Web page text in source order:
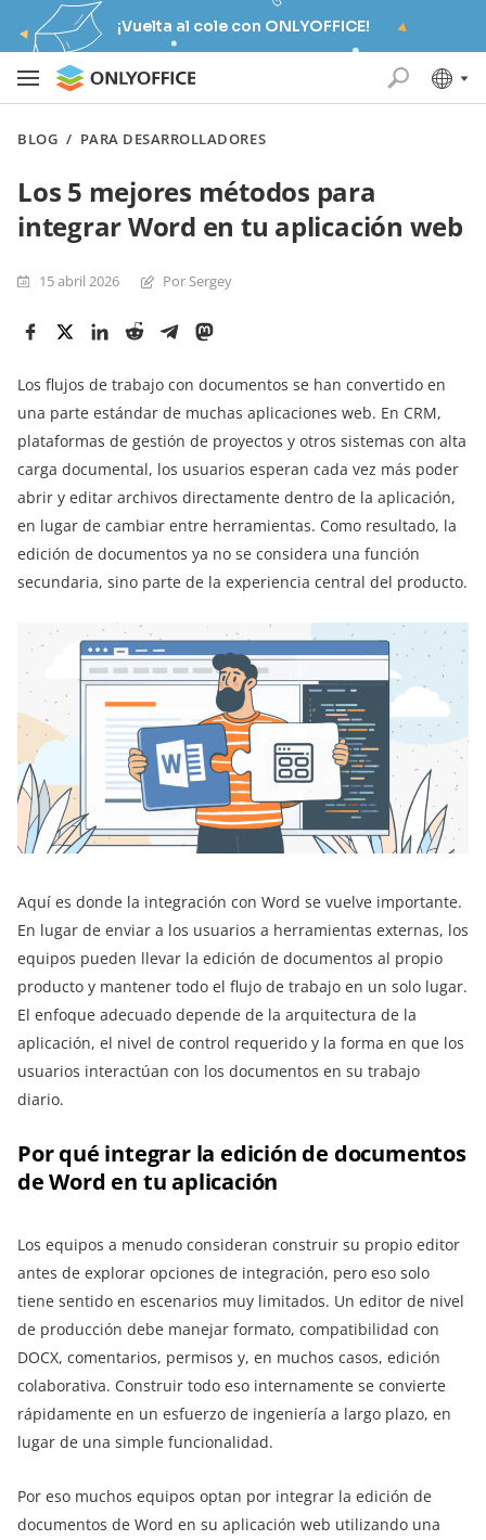
¡Vuelta al cole con ONLYOFFICE!
BLOG / PARA DESARROLLADORES
Los 5 mejores métodos para
integrar Word en tu aplicación web
15 abril 2026 Por Sergey
Los flujos de trabajo con documentos se han convertido en
una parte estándar de muchas aplicaciones web. En CRM,
plataformas de gestión de proyectos y otros sistemas con alta
carga documental, los usuarios esperan cada vez más poder
abrir y editar archivos directamente dentro de la aplicación,
en lugar de cambiar entre herramientas. Como resultado, la
edición de documentos ya no se considera una función
secundaria, sino parte de la experiencia central del producto.
Aquí es donde la integración con Word se vuelve importante.
En lugar de enviar a los usuarios a herramientas externas, los
equipos pueden llevar la edición de documentos al propio
producto y mantener todo el flujo de trabajo en un solo lugar.
El enfoque adecuado depende de la arquitectura de la
aplicación, el nivel de control requerido y la forma en que los
usuarios interactúan con los documentos en su trabajo
diario.
Por qué integrar la edición de documentos
de Word en tu aplicación
Los equipos a menudo consideran construir su propio editor
antes de explorar opciones de integración, pero eso solo
tiene sentido en escenarios muy limitados. Un editor de nivel
de producción debe manejar formato, compatibilidad con
DOCX, comentarios, permisos y, en muchos casos, edición
colaborativa. Construir todo eso internamente se convierte
rápidamente en un esfuerzo de ingeniería a largo plazo, en
lugar de una simple funcionalidad.
Por eso muchos equipos optan por integrar la edición de
documentos de Word en su aplicación web utilizando una